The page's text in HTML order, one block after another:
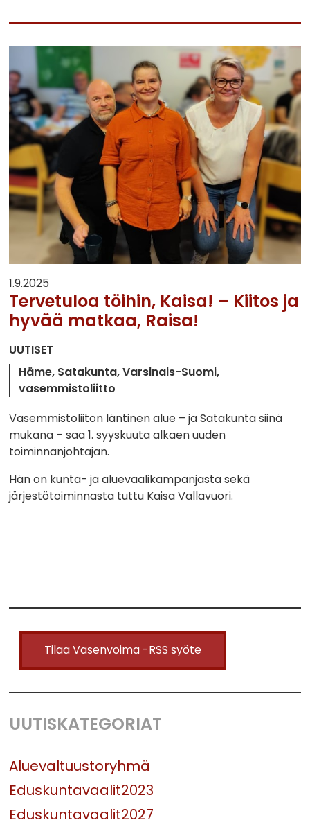
1.9.2025
Tervetuloa töihin, Kaisa! – Kiitos ja
hyvää matkaa, Raisa!
UUTISET
Häme Satakunta Varsinais-Suomi
vasemmistoliitto
Vasemmistoliiton läntinen alue – ja Satakunta siinä
mukana – saa 1. syyskuuta alkaen uuden
toiminnanjohtajan.
Hän on kunta- ja aluevaalikampanjasta sekä
järjestötoiminnasta tuttu Kaisa Vallavuori.
Tilaa Vasenvoima -RSS syöte
UUTISKATEGORIAT
Aluevaltuustoryhmä
Eduskuntavaalit2023
Eduskuntavaalit2027